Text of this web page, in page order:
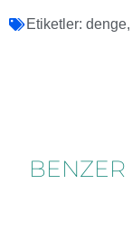
Etiketler: denge,
BENZER